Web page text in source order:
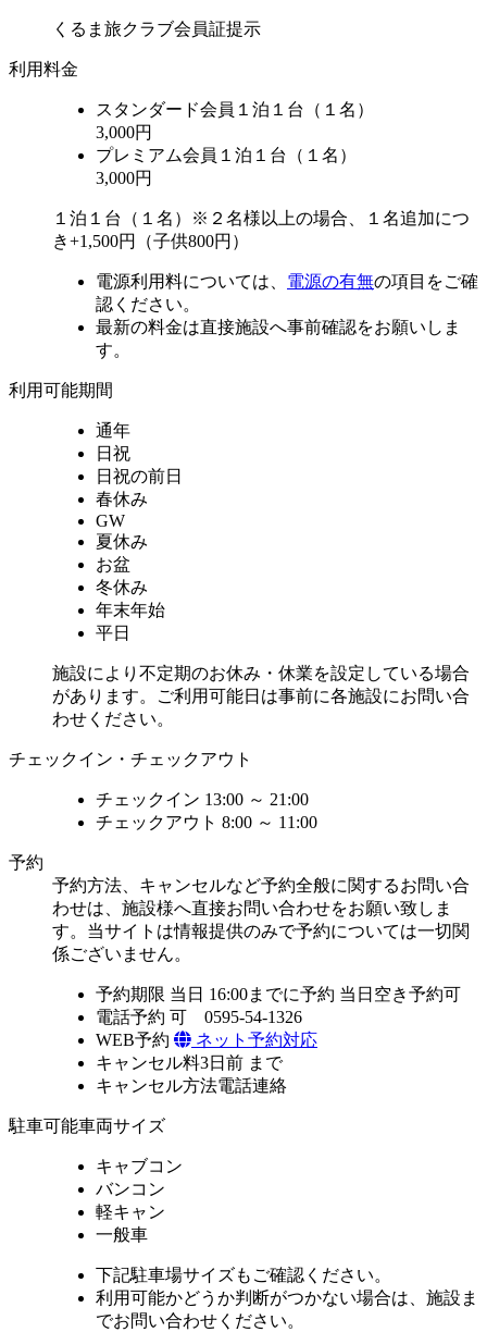
くるま旅クラブ会員証提示
利用料金
スタンダード会員 １泊１台（１名）
3,000円
プレミアム会員 １泊１台（１名）
3,000円
１泊１台（１名）※２名様以上の場合、１名追加につ
き+1,500円（子供800円）
電源利用料については、 電源の有無の項目をご確
認ください。
最新の料金は直接施設へ事前確認をお願いしま
す。
利用可能期間
通年
日祝
日祝の前日
春休み
GW
夏休み
お盆
冬休み
年末年始
平日
施設により不定期のお休み・休業を設定している場合
があります。ご利用可能日は事前に各施設にお問い合
わせください。
チェックイン・チェックアウト
チェックイン 13:00 ～ 21:00
チェックアウト 8:00 ～ 11:00
予約
予約方法、キャンセルなど予約全般に関するお問い合
わせは、施設様へ直接お問い合わせをお願い致しま
す。当サイトは情報提供のみで予約については一切関
係ございません。
予約期限 当日 16:00までに予約 当日空き予約可
電話予約 可 0595-54-1326
WEB予約
ネット予約対応
キャンセル料3日前 まで
キャンセル方法電話連絡
駐車可能車両サイズ
キャブコン
バンコン
軽キャン
一般車
下記駐車場サイズもご確認ください。
利用可能かどうか判断がつかない場合は、施設ま
でお問い合わせください。